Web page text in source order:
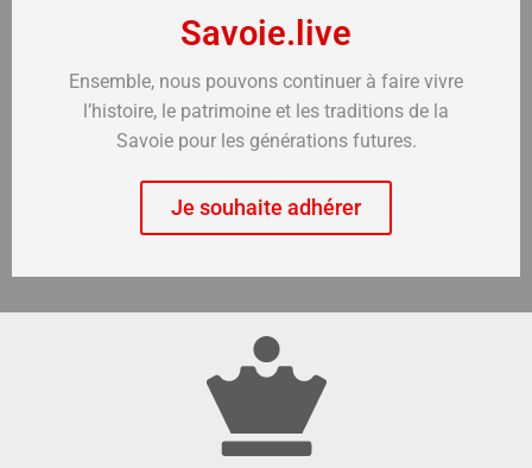
Savoie.live
Ensemble, nous pouvons continuer à faire vivre
l’histoire, le patrimoine et les traditions de la
Savoie pour les générations futures.
Je souhaite adhérer